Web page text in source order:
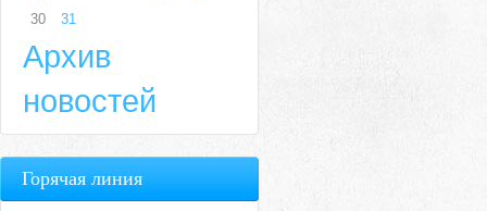
30
31
Архив
новостей
Горячая линия